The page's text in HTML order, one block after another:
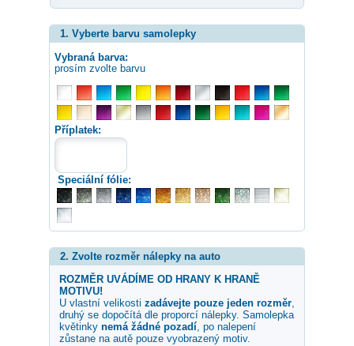
1. Vyberte barvu samolepky
Vybraná barva:
prosím zvolte barvu
Příplatek:
Speciální fólie:
2. Zvolte rozměr nálepky na auto
ROZMĚR UVÁDÍME OD HRANY K HRANĚ
MOTIVU!
U vlastní velikosti zadávejte pouze jeden rozměr,
druhý se dopočítá dle proporcí nálepky. Samolepka
květinky nemá žádné pozadí, po nalepení
zůstane na autě pouze vyobrazený motiv.